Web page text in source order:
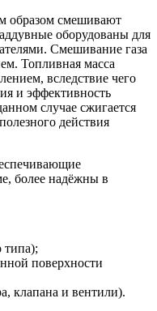
образом смешивают
оборудованы для
Смешивание газа
Топливная масса
вследствие чего
и эффективность
случае сжигается
действия
более надёжны в
типа);
поверхности
клапана и вентили).